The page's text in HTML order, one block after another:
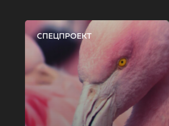
СПЕЦПРОЕКТ